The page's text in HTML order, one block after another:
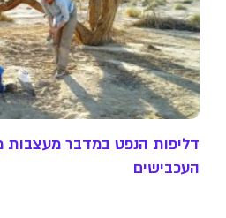
דליפות הנפט במדבר
העכבישים